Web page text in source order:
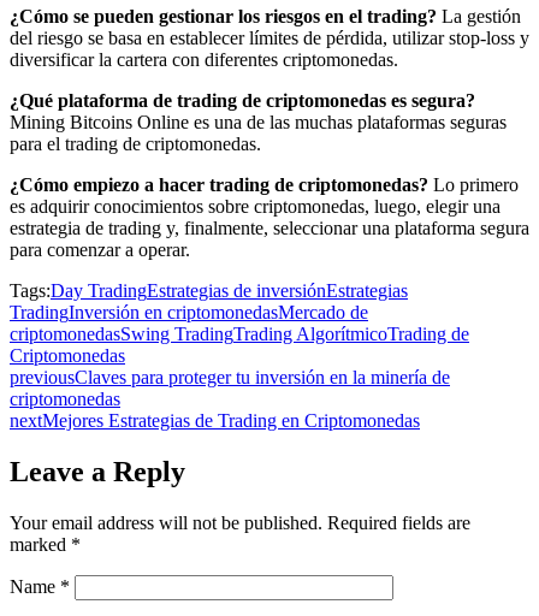
¿Cómo se pueden gestionar los riesgos en el trading? La gestión
del riesgo se basa en establecer límites de pérdida, utilizar stop-loss y
diversificar la cartera con diferentes criptomonedas.
¿Qué plataforma de trading de criptomonedas es segura?
Mining Bitcoins Online es una de las muchas plataformas seguras
para el trading de criptomonedas.
¿Cómo empiezo a hacer trading de criptomonedas? Lo primero
es adquirir conocimientos sobre criptomonedas, luego, elegir una
estrategia de trading y, finalmente, seleccionar una plataforma segura
para comenzar a operar.
Tags:Day TradingEstrategias de inversiónEstrategias
TradingInversión en criptomonedasMercado de
criptomonedasSwing TradingTrading AlgorítmicoTrading de
Criptomonedas
previousClaves para proteger tu inversión en la minería de
criptomonedas
nextMejores Estrategias de Trading en Criptomonedas
Leave a Reply
Your email address will not be published. Required fields are
marked *
Name *